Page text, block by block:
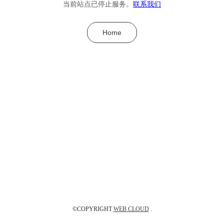
当前站点已停止服务。 联系我们
Home
©COPYRIGHTWEB CLOUD.